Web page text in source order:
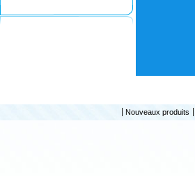
Nouveaux produits